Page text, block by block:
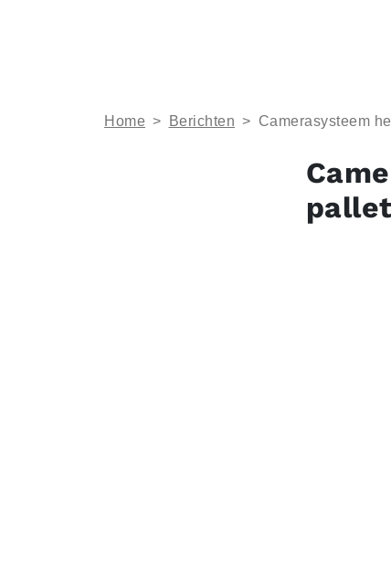
Home > Berichten > Camerasysteem